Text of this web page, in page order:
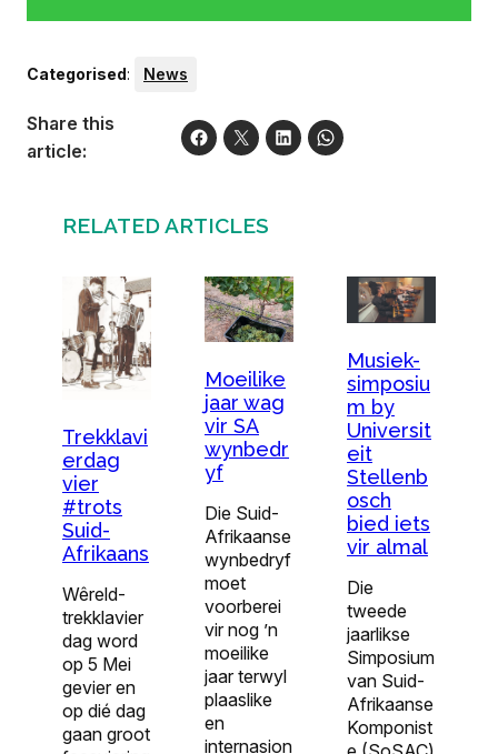
Categorised: News
Share this
article:
RELATED ARTICLES
Trekklavi
erdag
vier
#trots
Suid-
Afrikaans
Wêreld-
trekklavier
dag word
op 5 Mei
gevier en
op dié dag
gaan groot
Moeilike
jaar wag
vir SA
wynbedr
yf
Die Suid-
Afrikaanse
wynbedryf
moet
voorberei
vir nog ’n
moeilike
jaar terwyl
plaaslike
en
internasion
Musiek-
simposiu
m by
Universit
eit
Stellenb
osch
bied iets
vir almal
Die
tweede
jaarlikse
Simposium
van Suid-
Afrikaanse
Komponist